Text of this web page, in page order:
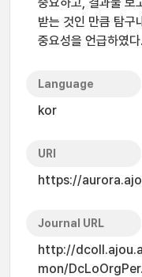
받는 것인 만큼 탐구
중요성을 언급하였다.
Language
kor
URI
https://
Journal URL
http://
mon/